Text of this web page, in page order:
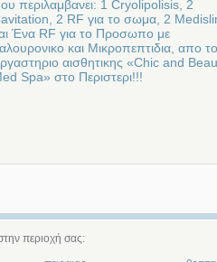
περιλαμβανει: 1 Cryolipolisis, 2
2 RF για το σωμα, 2
Ένα RF για το Προσωπο με
και Μικροπεπτιδια, απο το
αισθητικης «Chic and
Spa» στo Περιστερι!!!
περιοχή σας: